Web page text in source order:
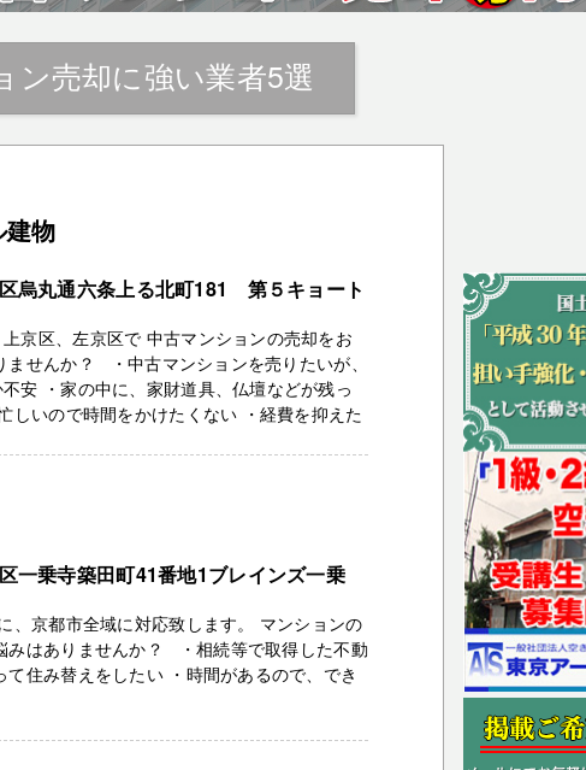
ン売却に強い業者5選
物
烏丸通六条上る北町181 第５キョート
京区、左京区で 中古マンションの売却をお
せんか？ ・中古マンションを売りたいが、
安 ・家の中に、家財道具、仏壇などが残っ
しいので時間をかけたくない ・経費を抑えた
一乗寺築田町41番地1ブレインズ一乗
、京都市全域に対応致します。 マンションの
みはありませんか？ ・相続等で取得した不動
住み替えをしたい ・時間があるので、でき